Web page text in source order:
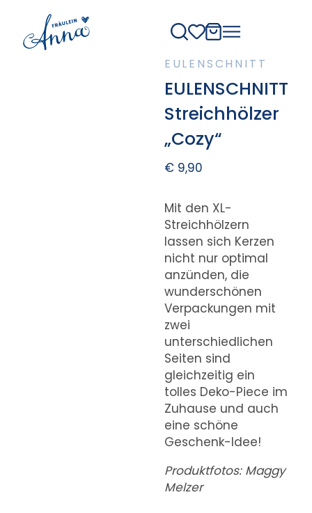
EULENSCHNITT
EULENSCHNITT
Streichhölzer
„Cozy“
€9,90
Mit den XL-
Streichhölzern
lassen sich Kerzen
nicht nur optimal
anzünden, die
wunderschönen
Verpackungen mit
zwei
unterschiedlichen
Seiten sind
gleichzeitig ein
tolles Deko-Piece im
Zuhause und auch
eine schöne
Geschenk-Idee!
Produktfotos: Maggy
Melzer